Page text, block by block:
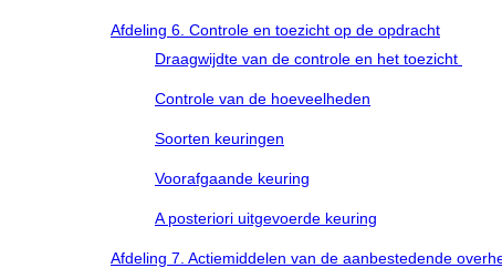
Afdeling 6. Controle en toezicht op de opdracht
Draagwijdte van de controle en het toezicht
Controle van de hoeveelheden
Soorten keuringen
Voorafgaande keuring
A posteriori uitgevoerde keuring
Afdeling 7. Actiemiddelen van de aanbestedende